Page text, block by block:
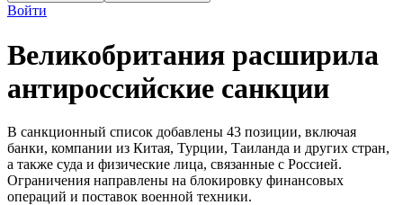
Войти
Великобритания расширила
антироссийские санкции
В санкционный список добавлены 43 позиции, включая
банки, компании из Китая, Турции, Таиланда и других стран,
а также суда и физические лица, связанные с Россией.
Ограничения направлены на блокировку финансовых
операций и поставок военной техники.